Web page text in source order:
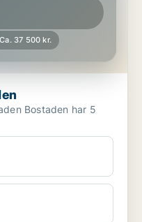
Ca. 37 500 kr.
har 5